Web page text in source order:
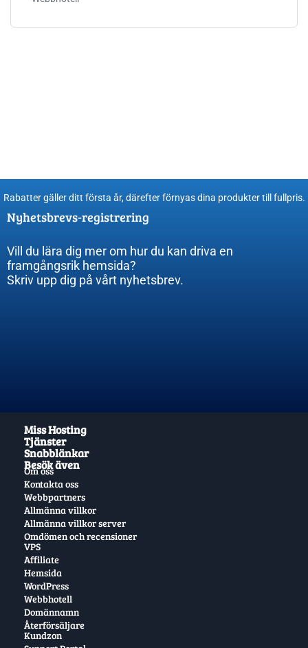
Rabatter gäller ditt första år, därefter förnyas dina produkter till fullpris​.
Nyhetsbrevs-registrering
Vill du lära dig mer om hur du kan driva en
framgångsrik hemsida?
Skriv upp dig på vårt nyhetsbrev.
Miss Hosting
Tjänster
Snabblänkar
Besök även
Om oss
Kontakta oss
Webbpartners
Allmänna villkor
Allmänna villkor server
Omdömen och recensioner
VPS
Affiliate
Hemsida
WordPress
Webbhotell
Domännamn
Återförsäljare
Kundzon